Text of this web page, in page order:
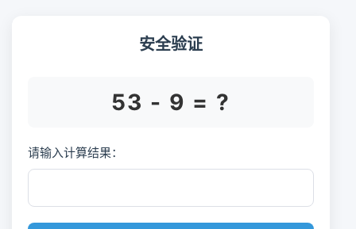
安全验证
53 - 9 = ?
请输入计算结果：